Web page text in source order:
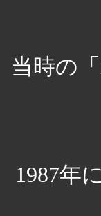
当時の
1987年